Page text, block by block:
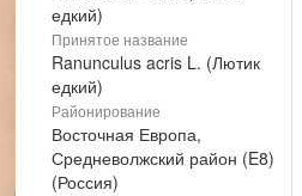
едкий)
Принятое название
Ranunculus acris L. (Лютик
едкий)
Районирование
Восточная Европа,
Средневолжский район (E8)
(Россия)